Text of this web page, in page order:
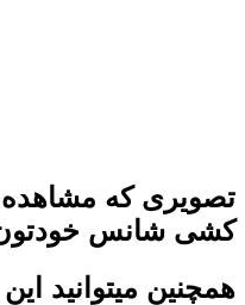
تصویری که مشاهده
کشی شانس خودتون
همچنین میتوانید